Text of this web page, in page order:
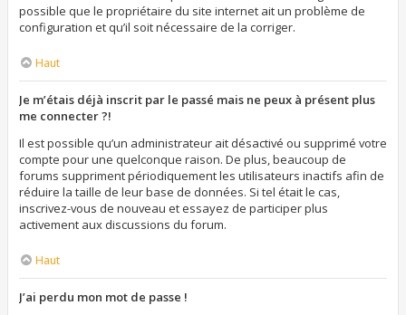
possible que le propriétaire du site internet ait un problème de
configuration et qu’il soit nécessaire de la corriger.
Haut
Je m’étais déjà inscrit par le passé mais ne peux à présent plus
me connecter ?!
Il est possible qu’un administrateur ait désactivé ou supprimé votre
compte pour une quelconque raison. De plus, beaucoup de
forums suppriment périodiquement les utilisateurs inactifs afin de
réduire la taille de leur base de données. Si tel était le cas,
inscrivez-vous de nouveau et essayez de participer plus
activement aux discussions du forum.
Haut
J’ai perdu mon mot de passe !